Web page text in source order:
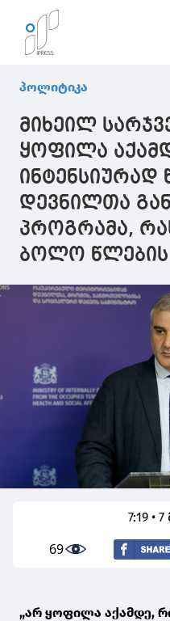
პოლიტიკა
მიხეილ
ყოფილა
დევნილთა
პროგრამა,
ბოლო წლების
7:19 •
69
„არ ყოფილა აქამდე,